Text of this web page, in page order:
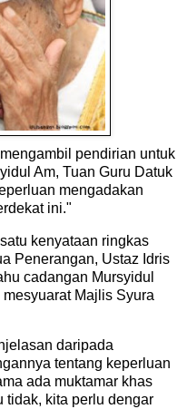
pendirian untuk
Am, Tuan Guru Datuk
mengadakan
ini."
kenyataan ringkas
Penerangan, Ustaz Idris
cadangan Mursyidul
Majlis Syura
daripada
tentang keperluan
ada muktamar khas
tidak, kita perlu dengar